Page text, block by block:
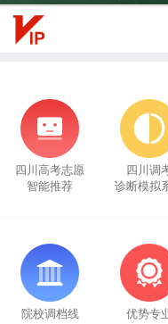
四川高考志愿
智能推荐
四川调
诊断模拟
院校调档线 优势专